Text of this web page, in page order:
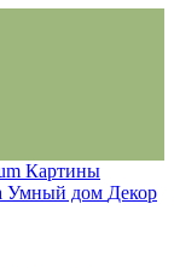
Картины
Умный дом Декор